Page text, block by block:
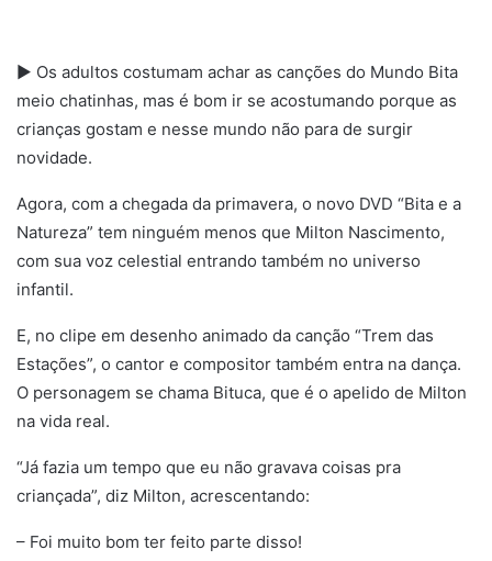
► Os adultos costumam achar as canções do Mundo Bita
meio chatinhas, mas é bom ir se acostumando porque as
crianças gostam e nesse mundo não para de surgir
novidade.
Agora, com a chegada da primavera, o novo DVD “Bita e a
Natureza” tem ninguém menos que Milton Nascimento,
com sua voz celestial entrando também no universo
infantil.
E, no clipe em desenho animado da canção “Trem das
Estações”, o cantor e compositor também entra na dança.
O personagem se chama Bituca, que é o apelido de Milton
na vida real.
“Já fazia um tempo que eu não gravava coisas pra
criançada”, diz Milton, acrescentando:
– Foi muito bom ter feito parte disso!